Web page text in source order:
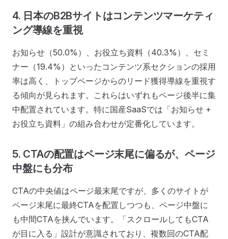
4. 日本のB2Bサイトはコンテンツマーケティ
ング導線を重視
お知らせ（50.0%）、お役立ち資料（40.3%）、セミ
ナー（19.4%）といったコンテンツ系セクションの採用
率は高く、トップページからのリード獲得導線を重視す
る傾向が見られます。これらはいずれもページ後半に集
中配置されています。特に国産SaaSでは「お知らせ +
お役立ち資料」の組み合わせが定番化しています。
5. CTAの配置はページ末尾に偏るが、ページ
中盤にも分布
CTAの中央値はページ最末尾ですが、多くのサイトが
ページ末尾に最終CTAを配置しつつも、ページ中盤に
も中間CTAを挟んでいます。「スクロールしてもCTA
が目に入る」設計が意識されており、複数回のCTA配